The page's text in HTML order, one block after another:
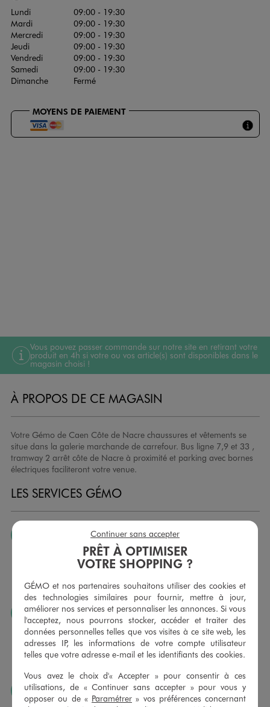
Lundi
09:00 - 19:30
Mardi
09:00 - 19:30
Mercredi
09:00 - 19:30
Jeudi
09:00 - 19:30
Vendredi
09:00 - 19:30
Samedi
09:00 - 19:30
Dimanche
Fermé
MOYENS DE PAIEMENT
Vous pouvez passer commande sur notre site en retirant votre
produit en 4h si votre ou vos article(s) sont disponibles dans le
magasin choisi !
À PROPOS DE CE MAGASIN
Votre Gémo de Caen Côte de Nacre chaussures et vêtements se
situe dans la galerie marchande de carrefour. Bus ligne 7,9 et 33 ,
tramway 2 arrêt côte de Nacre à proximité et parking avec bornes
électriques faciliteront votre venue.
LES SERVICES GÉMO
JE PEUX CHANGER D’AVIS
Nous échangeons et vous proposons un avoir ou un
remboursement pour tout article non porté, non retouché,
dans tous les magasins GÉMO.
JE PEUX FAIRE RETOUCHER MES ARTICLES
Ourlets, ceintures… vous avez la possibilité de faire
retoucher vos articles textiles dans nos magasins. Les tarifs
sont à votre disposition sur simple demande. Voir
J’AIME FAIRE PLAISIR
PRÊT À OPTIMISER
VOTRE SHOPPING ?
GÉMO et nos partenaires souhaitons utiliser des cookies et
des technologies similaires pour fournir, mettre à jour,
améliorer nos services et personnaliser les annonces. Si vous
l'acceptez, nous pourrons stocker, accéder et traiter des
données personnelles telles que vos visites à ce site web, les
adresses IP, les informations de votre compte utilisateur
telles que votre adresse e-mail et les identifiants des cookies.
Vous avez le choix d'« Accepter » pour consentir à ces
utilisations, de « Continuer sans accepter » pour vous y
opposer ou de « Paramétrer » vos préférences concernant
Continuer sans accepter